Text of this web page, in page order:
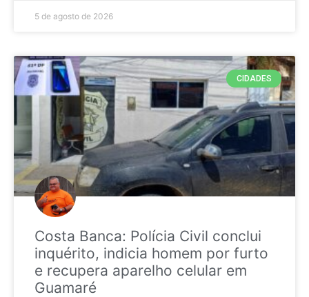
5 de agosto de 2026
CIDADES
Costa Banca: Polícia Civil conclui
inquérito, indicia homem por furto
e recupera aparelho celular em
Guamaré